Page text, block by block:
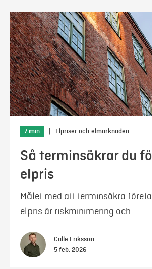
7 min Elpriser och elmarknaden
Så terminsäkrar du
elpris
Målet med att terminsäkra
elpris är riskminimering och …
Calle Eriksson
5 feb, 2026